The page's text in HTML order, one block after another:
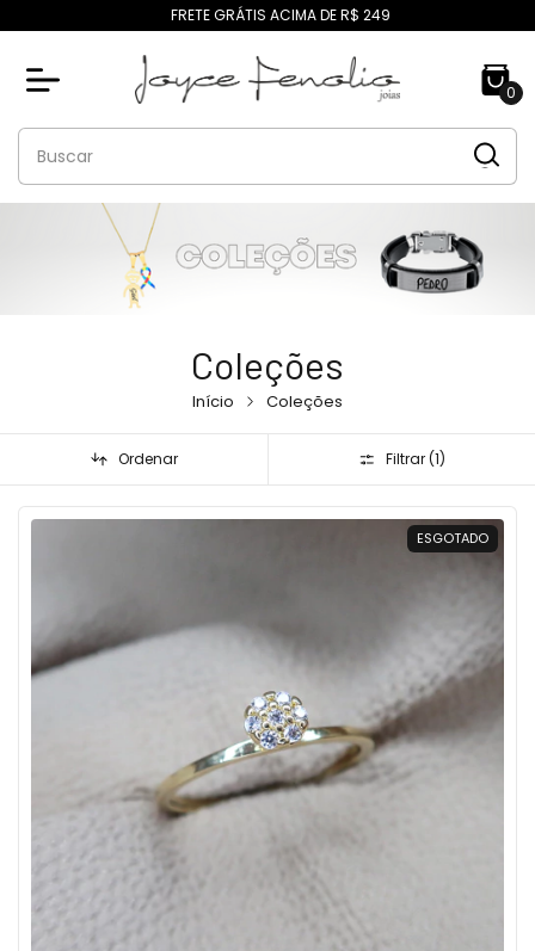
FRETE GRÁTIS ACIMA DE R$ 249
0
Coleções
Início Coleções
Ordenar Filtrar (1)
ESGOTADO